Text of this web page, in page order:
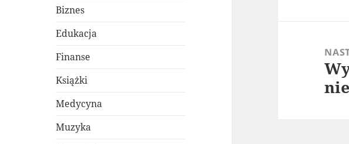
Biznes
Edukacja
Finanse
Książki
Medycyna
Muzyka